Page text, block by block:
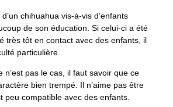
chihuahua vis-à-vis d’enfants
de son éducation. Si celui-ci a été
très tôt en contact avec des enfants, il
particulière.
n’est pas le cas, il faut savoir que ce
bien trempé. Il n’aime pas être
peu compatible avec des enfants.